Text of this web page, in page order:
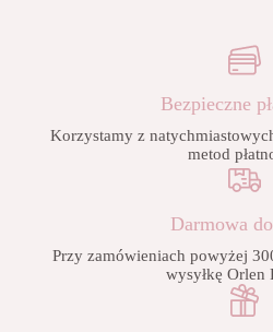
Bezpieczne
Korzystamy z
metod
Darmowa
Przy zamówieniach powyżej
wysyłkę Orlen